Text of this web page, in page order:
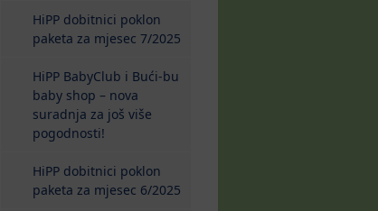
HiPP dobitnici poklon
paketa za mjesec 7/2025
HiPP BabyClub i Bući-bu
baby shop – nova
suradnja za još više
pogodnosti!
HiPP dobitnici poklon
paketa za mjesec 6/2025